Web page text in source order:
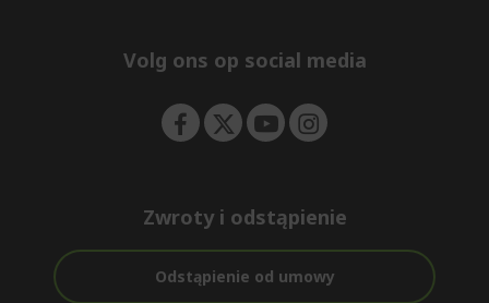
e
Volg ons op social media
Zwroty i odstąpienie
Odstąpienie od umowy